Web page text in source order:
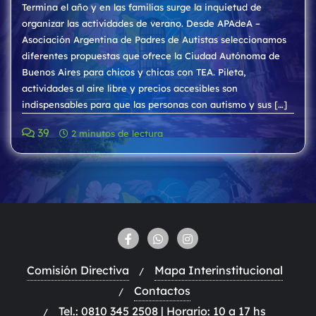
Termina el año y en las familias surge la inquietud de
organizar las actividades de verano. Desde APAdeA –
Asociación Argentina de Padres de Autistas seleccionamos
diferentes propuestas que ofrece la Ciudad Autónoma de
Buenos Aires para chicos y chicas con TEA. Pileta,
actividades al aire libre y precios accesibles son
indispensables para que las personas con autismo y sus […]
39 2 minutos de lectura
Comisión Directiva
Mapa Interinstitucional
Contactos
Tel.: 0810 345 2508 | Horario: 10 a 17 hs